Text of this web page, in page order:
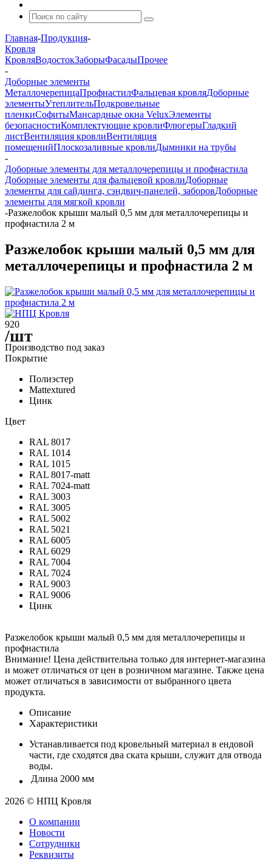
Главная-Продукция-
Кровля
КровляВодостокЗаборыФасадыПрочее
-
Доборные элементы
МеталлочерепицаПрофнастилФальцевая кровляДоборные
элементыУтеплительПодкровельные
пленкиСофитыМансардные окна VeluxЭлементы
безопасностиКомплектующие кровлиФлюгерыГладкий
листВентиляция кровлиВентиляция
помещенийПлоскозаливные кровлиДымники на трубы
-
Доборные элементы для металлочерепицы и профнастила
Доборные элементы для фальцевой кровлиДоборные
элементы для сайдинга, сэндвич-панелей, заборовДоборные
элементы для мягкой кровли
-Разжелобок крыши малый 0,5 мм для металлочерепицы и
профнастила 2 м
Разжелобок крыши малый 0,5 мм для
металлочерепицы и профнастила 2 м
920
/шт
Производство под заказ
Покрытие
Полиэстер
Mattextured
Цинк
Цвет
RAL 8017
RAL 1014
RAL 1015
RAL 8017-matt
RAL 7024-matt
RAL 3003
RAL 3005
RAL 5002
RAL 5021
RAL 6005
RAL 6029
RAL 7004
RAL 7024
RAL 9003
RAL 9006
Цинк
Разжелобок крыши малый 0,5 мм для металлочерепицы и
профнастила
Внимание! Цена действительна только для интернет-магазина
и может отличаться от цен в розничном магазине. Также цена
может отличаться в зависимости от выбранного цвета
продукта.
Описание
Характеристики
Устанавливается под кровельный материал в ендовой
части, где сходятся два ската крыши, служит для отвода
воды.
Длина 2000 мм
2026 © НПЦ Кровля
О компании
Новости
Сотрудники
Реквизиты